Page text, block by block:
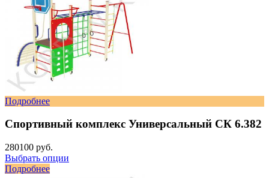
Подробнее
Спортивный комплекс Универсальный СК 6.382
280100 руб.
Выбрать опции
Подробнее